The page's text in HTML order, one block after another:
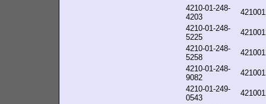
4210-01-248-
4203
4210-01-248-
5225
4210-01-248-
5258
4210-01-248-
9082
4210-01-249-
0543